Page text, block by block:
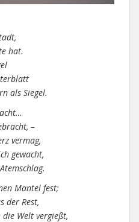
hat.
als Siegel.
–
vermag,
gewacht,
Mantel fest;
der Rest,
Welt vergießt,